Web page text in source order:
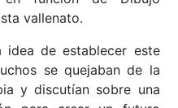
vallenato.
idea de establecer este
se quejaban de la
y discutían sobre una